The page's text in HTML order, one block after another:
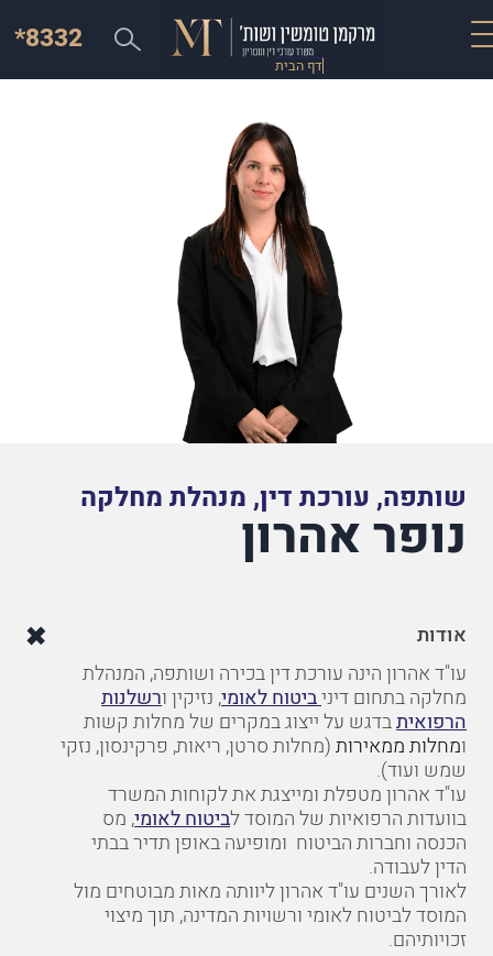
דף הבית
*8332
שותפה, עורכת דין, מנהלת מחלקה
נופר אהרון
אודות
עו"ד אהרון הינה עורכת דין בכירה ושותפה, המנהלת
מחלקה בתחום דיניביטוח לאומי, נזיקין ורשלנות
הרפואיתבדגש על ייצוג במקרים של מחלות קשות
ומחלות ממאירות(מחלות סרטן, ריאות, פרקינסון, נזקי
שמש ועוד).
עו"ד אהרון מטפלת ומייצגת את לקוחות המשרד
בוועדות הרפואיות של המוסד לביטוח לאומי, מס
הכנסה וחברות הביטוח ומופיעה באופן תדיר בבתי
הדין לעבודה.
לאורך השנים עו"ד אהרון ליוותה מאות מבוטחים מול
המוסד לביטוח לאומי ורשויות המדינה, תוך מיצוי
זכויותיהם.